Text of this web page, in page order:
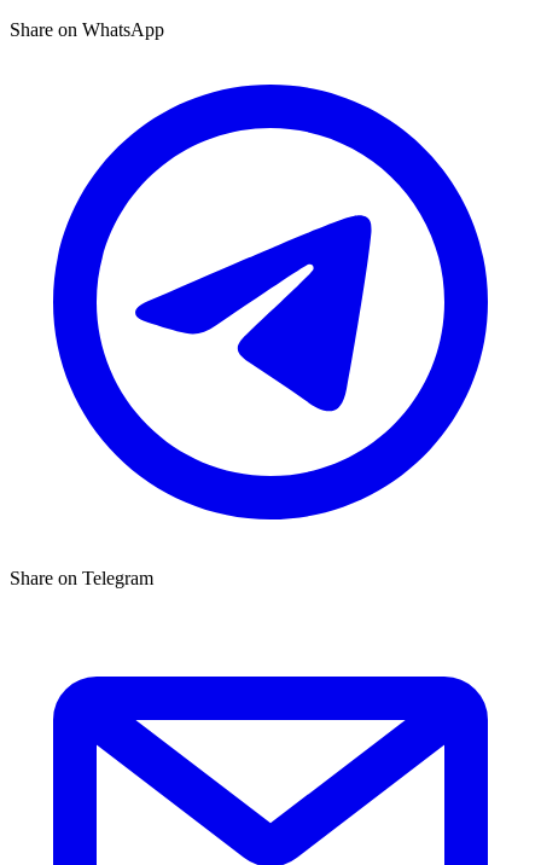
Share on WhatsApp
Share on Telegram